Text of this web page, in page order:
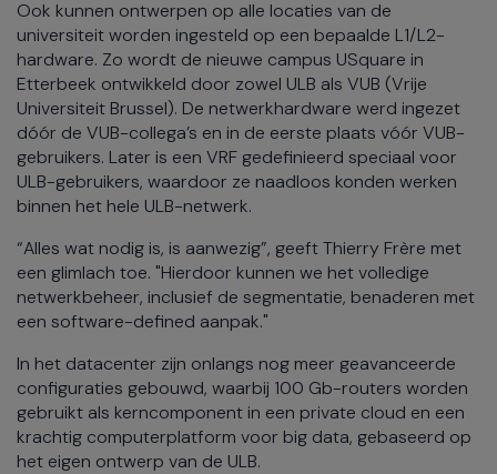
Ook kunnen ontwerpen op alle locaties van de
universiteit worden ingesteld op een bepaalde L1/L2-
hardware. Zo wordt de nieuwe campus USquare in
Etterbeek ontwikkeld door zowel ULB als VUB (Vrije
Universiteit Brussel). De netwerkhardware werd ingezet
dóór de VUB-collega’s en in de eerste plaats vóór VUB-
gebruikers. Later is een VRF gedefinieerd speciaal voor
ULB-gebruikers, waardoor ze naadloos konden werken
binnen het hele ULB-netwerk.
“Alles wat nodig is, is aanwezig”, geeft Thierry Frère met
een glimlach toe. "Hierdoor kunnen we het volledige
netwerkbeheer, inclusief de segmentatie, benaderen met
een software-defined aanpak."
In het datacenter zijn onlangs nog meer geavanceerde
configuraties gebouwd, waarbij 100 Gb-routers worden
gebruikt als kerncomponent in een private cloud en een
krachtig computerplatform voor big data, gebaseerd op
het eigen ontwerp van de ULB.